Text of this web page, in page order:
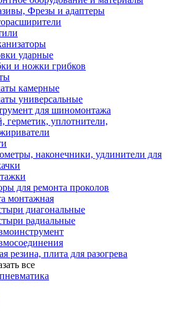
Фрезы и адаптеры
ударные
и ножки грибков
камерные
универсальные
для шиномонтажа
герметик, уплотнители,
наконечники, удлинители для
для ремонта проколов
монтажная
диагональные
радиальные
резина, плита для разогрева
все